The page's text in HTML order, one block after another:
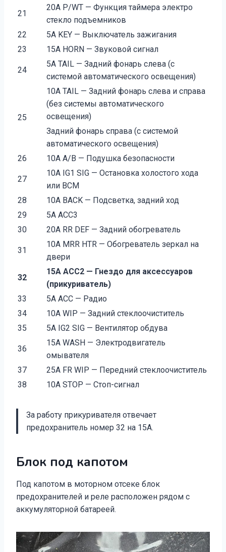
21
20A P/WT — Функция таймера электро
стекло подъемников
22
5A KEY — Выключатель зажигания
23
15A HORN — Звуковой сигнал
24
5A TAIL — Задний фонарь слева (с
системой автоматического освещения)
25
10A TAIL — Задний фонарь слева и справа
(без системы автоматического
освещения)
Задний фонарь справа (с системой
автоматического освещения)
26
10A A/B — Подушка безопасности
27
10A IG1 SIG — Остановка холостого хода
или BCM
28
10A BACK — Подсветка, задний ход
29
5A ACC3
30
20A RR DEF — Задний обогреватель
31
10A MRR HTR — Обогреватель зеркал на
двери
32
15A ACC2 — Гнездо для аксессуаров
(прикуриватель)
33
5A ACC — Радио
34
10A WIP — Задний стеклоочиститель
35
5A IG2 SIG — Вентилятор обдува
36
15A WASH — Электродвигатель
омывателя
37
25A FR WIP — Передний стеклоочиститель
38
10A STOP — Стоп-сигнал
За работу прикуривателя отвечает
предохранитель номер 32 на 15А.
Блок под капотом
Под капотом в моторном отсеке блок
предохранителей и реле расположен рядом с
аккумуляторной батареей.